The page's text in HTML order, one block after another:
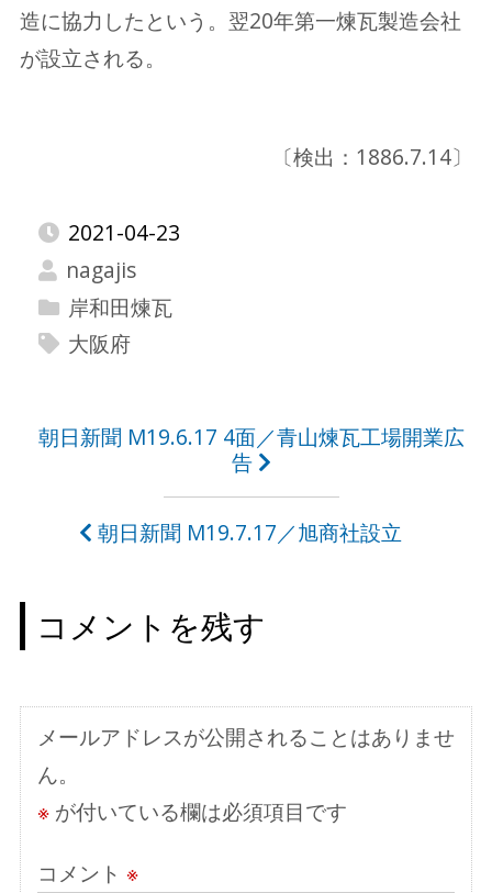
造に協力したという。翌20年第一煉瓦製造会社
が設立される。
〔検出：1886.7.14〕
2021-04-23
nagajis
岸和田煉瓦
大阪府
投
ゲ
ー
ョ
ン
朝日新聞 M19.6.17 4面／青山煉瓦工場開業広
告
朝日新聞 M19.7.17／旭商社設立
コメントを残す
メールアドレスが公開されることはありませ
ん。
※が付いている欄は必須項目です
コメント ※